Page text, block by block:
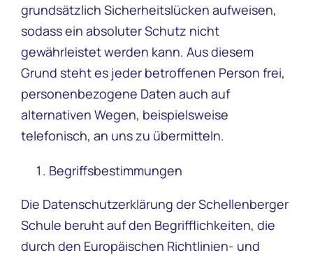
grundsätzlich Sicherheitslücken aufweisen,
sodass ein absoluter Schutz nicht
gewährleistet werden kann. Aus diesem
Grund steht es jeder betroffenen Person frei,
personenbezogene Daten auch auf
alternativen Wegen, beispielsweise
telefonisch, an uns zu übermitteln.
Begriffsbestimmungen
Die Datenschutzerklärung der Schellenberger
Schule beruht auf den Begrifflichkeiten, die
durch den Europäischen Richtlinien- und